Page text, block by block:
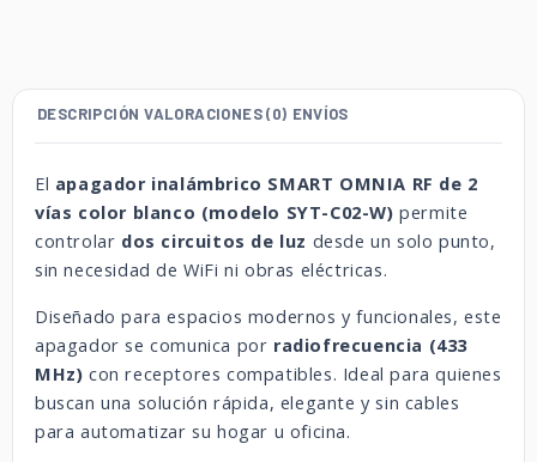
DESCRIPCIÓN VALORACIONES (0) ENVÍOS
El apagador inalámbrico SMART OMNIA RF de 2
vías color blanco (modelo SYT-C02-W) permite
controlar dos circuitos de luz desde un solo punto,
sin necesidad de WiFi ni obras eléctricas.
Diseñado para espacios modernos y funcionales, este
apagador se comunica por radiofrecuencia (433
MHz) con receptores compatibles. Ideal para quienes
buscan una solución rápida, elegante y sin cables
para automatizar su hogar u oficina.